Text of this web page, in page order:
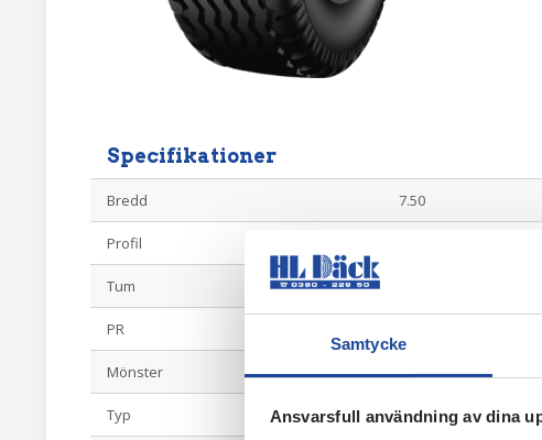
Samtycke
Ansvarsfull användning av dina
Specifikationer
Bredd 7.50
Profil
Tum
PR
Mönster aw
Typ Vagnsdäck